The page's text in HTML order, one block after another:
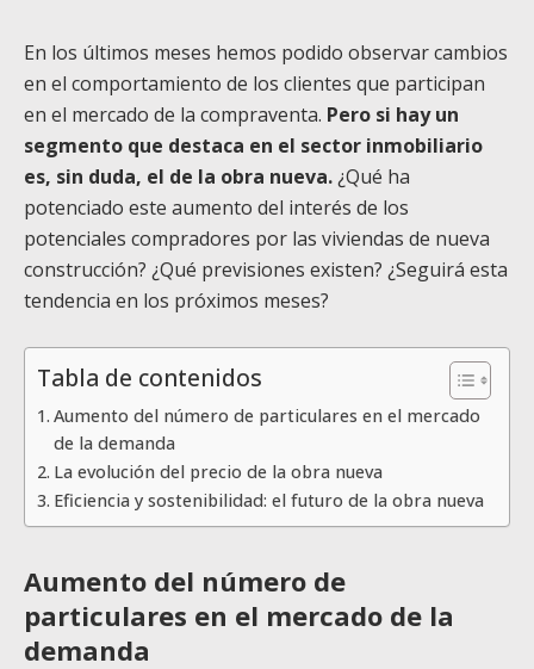
En los últimos meses hemos podido observar cambios
en el comportamiento de los clientes que participan
en el mercado de la compraventa. Pero si hay un
segmento que destaca en el sector inmobiliario
es, sin duda, el de la obra nueva.¿Qué ha
potenciado este aumento del interés de los
potenciales compradores por las viviendas de nueva
construcción? ¿Qué previsiones existen? ¿Seguirá esta
tendencia en los próximos meses?
Tabla de contenidos
Aumento del número de particulares en el mercado
de la demanda
La evolución del precio de la obra nueva
Eficiencia y sostenibilidad: el futuro de la obra nueva
Aumento del número de
particulares en el mercado de la
demanda